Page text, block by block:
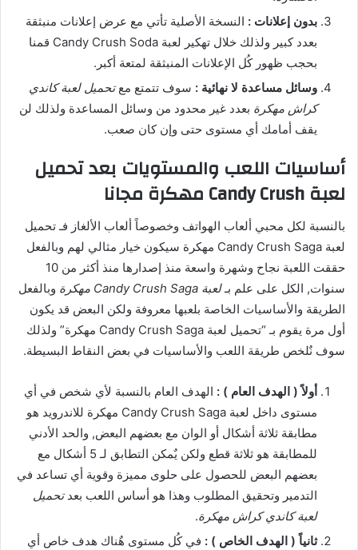
بدون إعلانات : النسخة الأصلية تأتي مع عرض إعلانات منبثقة
بعدد كبير ولذلك خلال تهكير لعبة Candy Crush Soda قمنا
بحجب ظهور كُل الإعلانات المنبثقة لمتعة أكبر.
وسائل مساعدة لا نهائية : سوف تتمتع معتحميل لعبة كاندي
كراش مهكرة بعدد غير محدود من وسائل المساعدة ولذلك لن
يقف أمامك أي مستوى حتى وإن كان صعب.
أساسيات اللعب والمستويات بعد تحميل
لعبة Candy Crush مهكرة مجانا
بالنسبة لكل محبي ألعاب الهواتف وخصوصاً ألعاب الألغاز فـ تحميل
لعبة Candy Crush Saga مهكرة سيكون خيار مثالي لهم وبالفعل
حققت اللعبة نجاح وشهرة واسعة منذ إصدارها منذ أكثر من 10
سنوات, الكل على علم بـلعبة Candy Crush Saga مهكرة
وبالفعل
الطريقة والأساسيات الخاصة بلعبها معروفة ولكن البعض قد يكون
أول مرة يقوم بـ “تحميل لعبة Candy Crush Saga مهكرة” ولذلك
سوف نٌلخص طريقة اللعب والأساسيات في بعض النقاط البسيطة.
أولاً ( الهدف العام ) : الهدف العام بالنسبة لأي شخص في أي
مستوى داخل لعبة Candy Crush Saga مهكرة للاندرويد هو
مطابقة ثلاثة أشكال أو الوان مع بعضهم البعض, والحد الأدني
للمطابقة هو ثلاثة قطع ولكن يٌمكن التطابق لـ 5 أشكال مع
بعضهم البعض للحصول على حلوى مميزة وقوية أي تساعد في
التدمير وتحقيق المطلوب وهذا هو أساس اللعب بعدتحميل
لعبة كاندي كراش مهكرة.
ثانياً ( الهدف الخاص ) : في كُل مستوى هٌناك هدف خاص أي